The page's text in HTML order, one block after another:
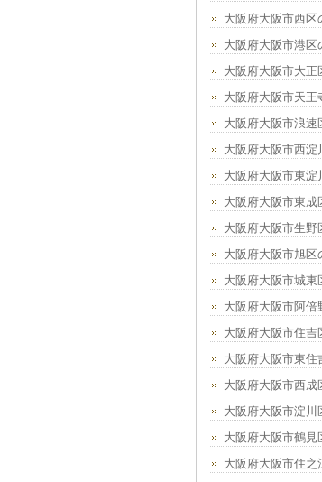
大阪府大阪市西区
大阪府大阪市港区
大阪府大阪市大正
大阪府大阪市天王
大阪府大阪市浪速
大阪府大阪市西淀
大阪府大阪市東淀
大阪府大阪市東成
大阪府大阪市生野
大阪府大阪市旭区
大阪府大阪市城東
大阪府大阪市阿倍
大阪府大阪市住吉
大阪府大阪市東住
大阪府大阪市西成
大阪府大阪市淀川
大阪府大阪市鶴見
大阪府大阪市住之